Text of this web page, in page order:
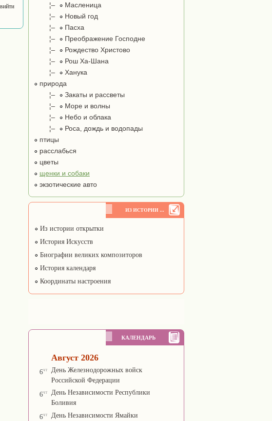
¦–
Масленица
¦–
Новый год
¦–
Пасха
¦–
Преображение Господне
¦–
Рождество Христово
¦–
Рош Ха-Шана
¦–
Ханука
природа
¦–
Закаты и рассветы
¦–
Море и волны
¦–
Небо и облака
¦–
Роса, дождь и водопады
птицы
расслабься
цветы
щенки и собаки
экзотические авто
ИЗ ИСТОРИИ ...
Из истории открытки
История Искусств
Биографии великих композиторов
История календаря
Координаты настроения
КАЛЕНДАРЬ
Август 2026
6чт
День Железнодорожных войск
Российской Федерации
6чт
День Независимости Республики
Боливия
6чт День Независимости Ямайки